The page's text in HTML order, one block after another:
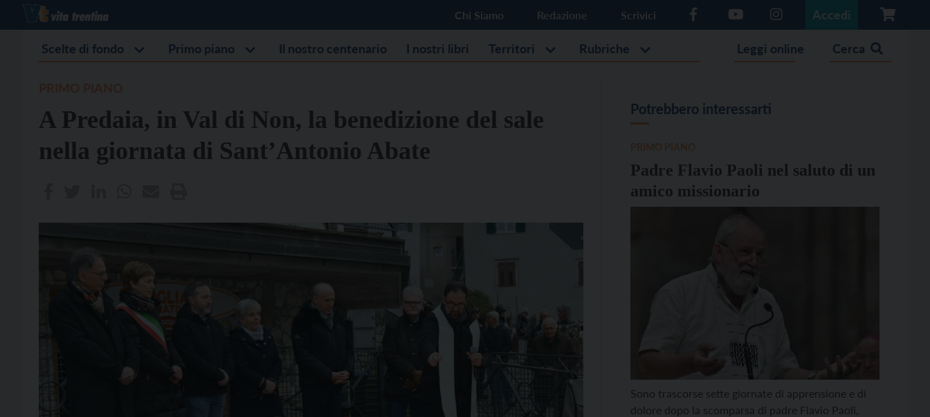
Chi Siamo Redazione Scrivici Accedi
Scelte di fondo Primo piano Il nostro centenario I nostri libri Territori Rubriche Leggi online Cerca
A Predaia, in Val di Non, la benedizione del sale
nella giornata di Sant’Antonio Abate
Potrebbero interessarti
Padre Flavio Paoli nel saluto di un
amico missionario
Sono trascorse sette giornate di apprensione e di
dolore dopo la scomparsa di padre Flavio Paoli,